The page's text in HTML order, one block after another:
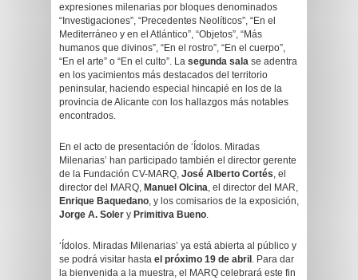
expresiones milenarias por bloques denominados
“Investigaciones”, “Precedentes Neolíticos”, “En el
Mediterráneo y en el Atlántico”, “Objetos”, “Más
humanos que divinos”, “En el rostro”, “En el cuerpo”,
“En el arte” o “En el culto”. La segunda sala se adentra
en los yacimientos más destacados del territorio
peninsular, haciendo especial hincapié en los de la
provincia de Alicante con los hallazgos más notables
encontrados.
En el acto de presentación de ‘Ídolos. Miradas
Milenarias’ han participado también el director gerente
de la Fundación CV-MARQ, José Alberto Cortés, el
director del MARQ, Manuel Olcina, el director del MAR,
Enrique Baquedano, y los comisarios de la exposición,
Jorge A. Soler y Primitiva Bueno.
‘Ídolos. Miradas Milenarias’ ya está abierta al público y
se podrá visitar hasta el próximo 19 de abril . Para dar
la bienvenida a la muestra, el MARQ celebrará este fin